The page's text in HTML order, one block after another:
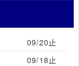
09/20止
09/18止